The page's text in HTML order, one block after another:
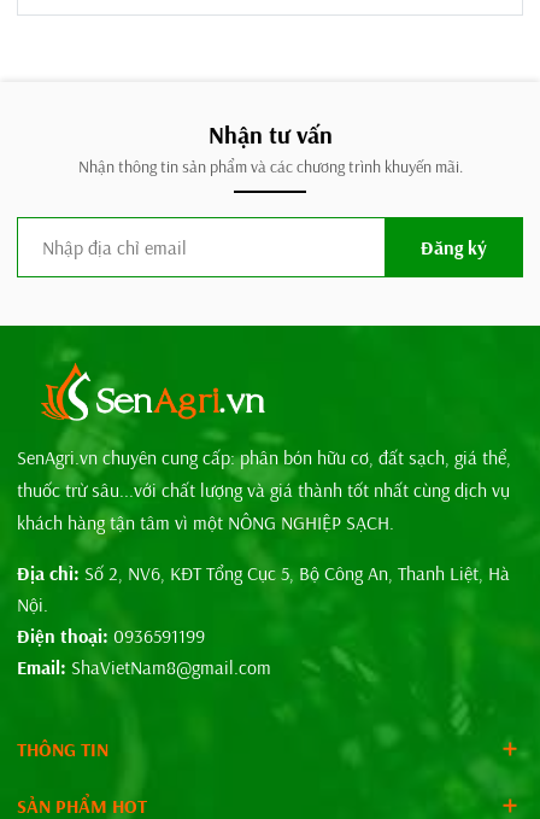
Nhận tư vấn
Nhận thông tin sản phẩm và các chương trình khuyến mãi.
Đăng ký
SenAgri.vn chuyên cung cấp: phân bón hữu cơ, đất sạch, giá thể,
thuốc trừ sâu...với chất lượng và giá thành tốt nhất cùng dịch vụ
khách hàng tận tâm vì một NÔNG NGHIỆP SẠCH.
Địa chỉ: Số 2, NV6, KĐT Tổng Cục 5, Bộ Công An, Thanh Liệt, Hà
Nội.
Điện thoại: 0936591199
Email: ShaVietNam8@gmail.com
THÔNG TIN
SẢN PHẨM HOT